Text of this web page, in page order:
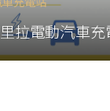
拉電動汽車充